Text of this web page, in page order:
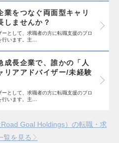
業をつなぐ両面型キャリ
しませんか？
として、求職者の方に転職支援のプロ
行います。主…
成長企業で、誰かの「人
リアアドバイザー/未経験
として、求職者の方に転職支援のプロ
行います。主…
Goal Holdings）の転職・求
覧を見る